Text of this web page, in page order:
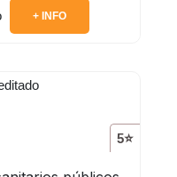
+ INFO
5⭐